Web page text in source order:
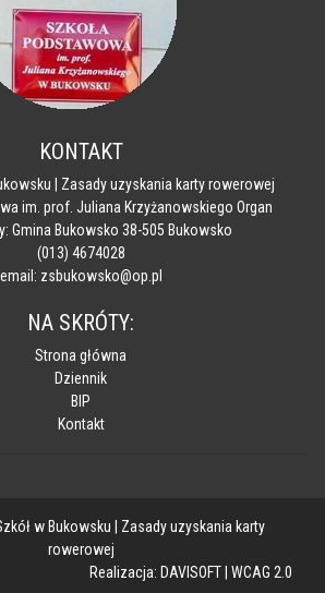
KONTAKT
| Zasady uzyskania karty rowerowej
im. prof. Juliana Krzyżanowskiego Organ
Gmina Bukowsko 38-505 Bukowsko
(013) 4674028
email: zsbukowsko@op.pl
NA SKRÓTY:
Strona główna
Dziennik
BIP
Kontakt
w Bukowsku | Zasady uzyskania karty
rowerowej
Realizacja: DAVISOFT WCAG 2.0